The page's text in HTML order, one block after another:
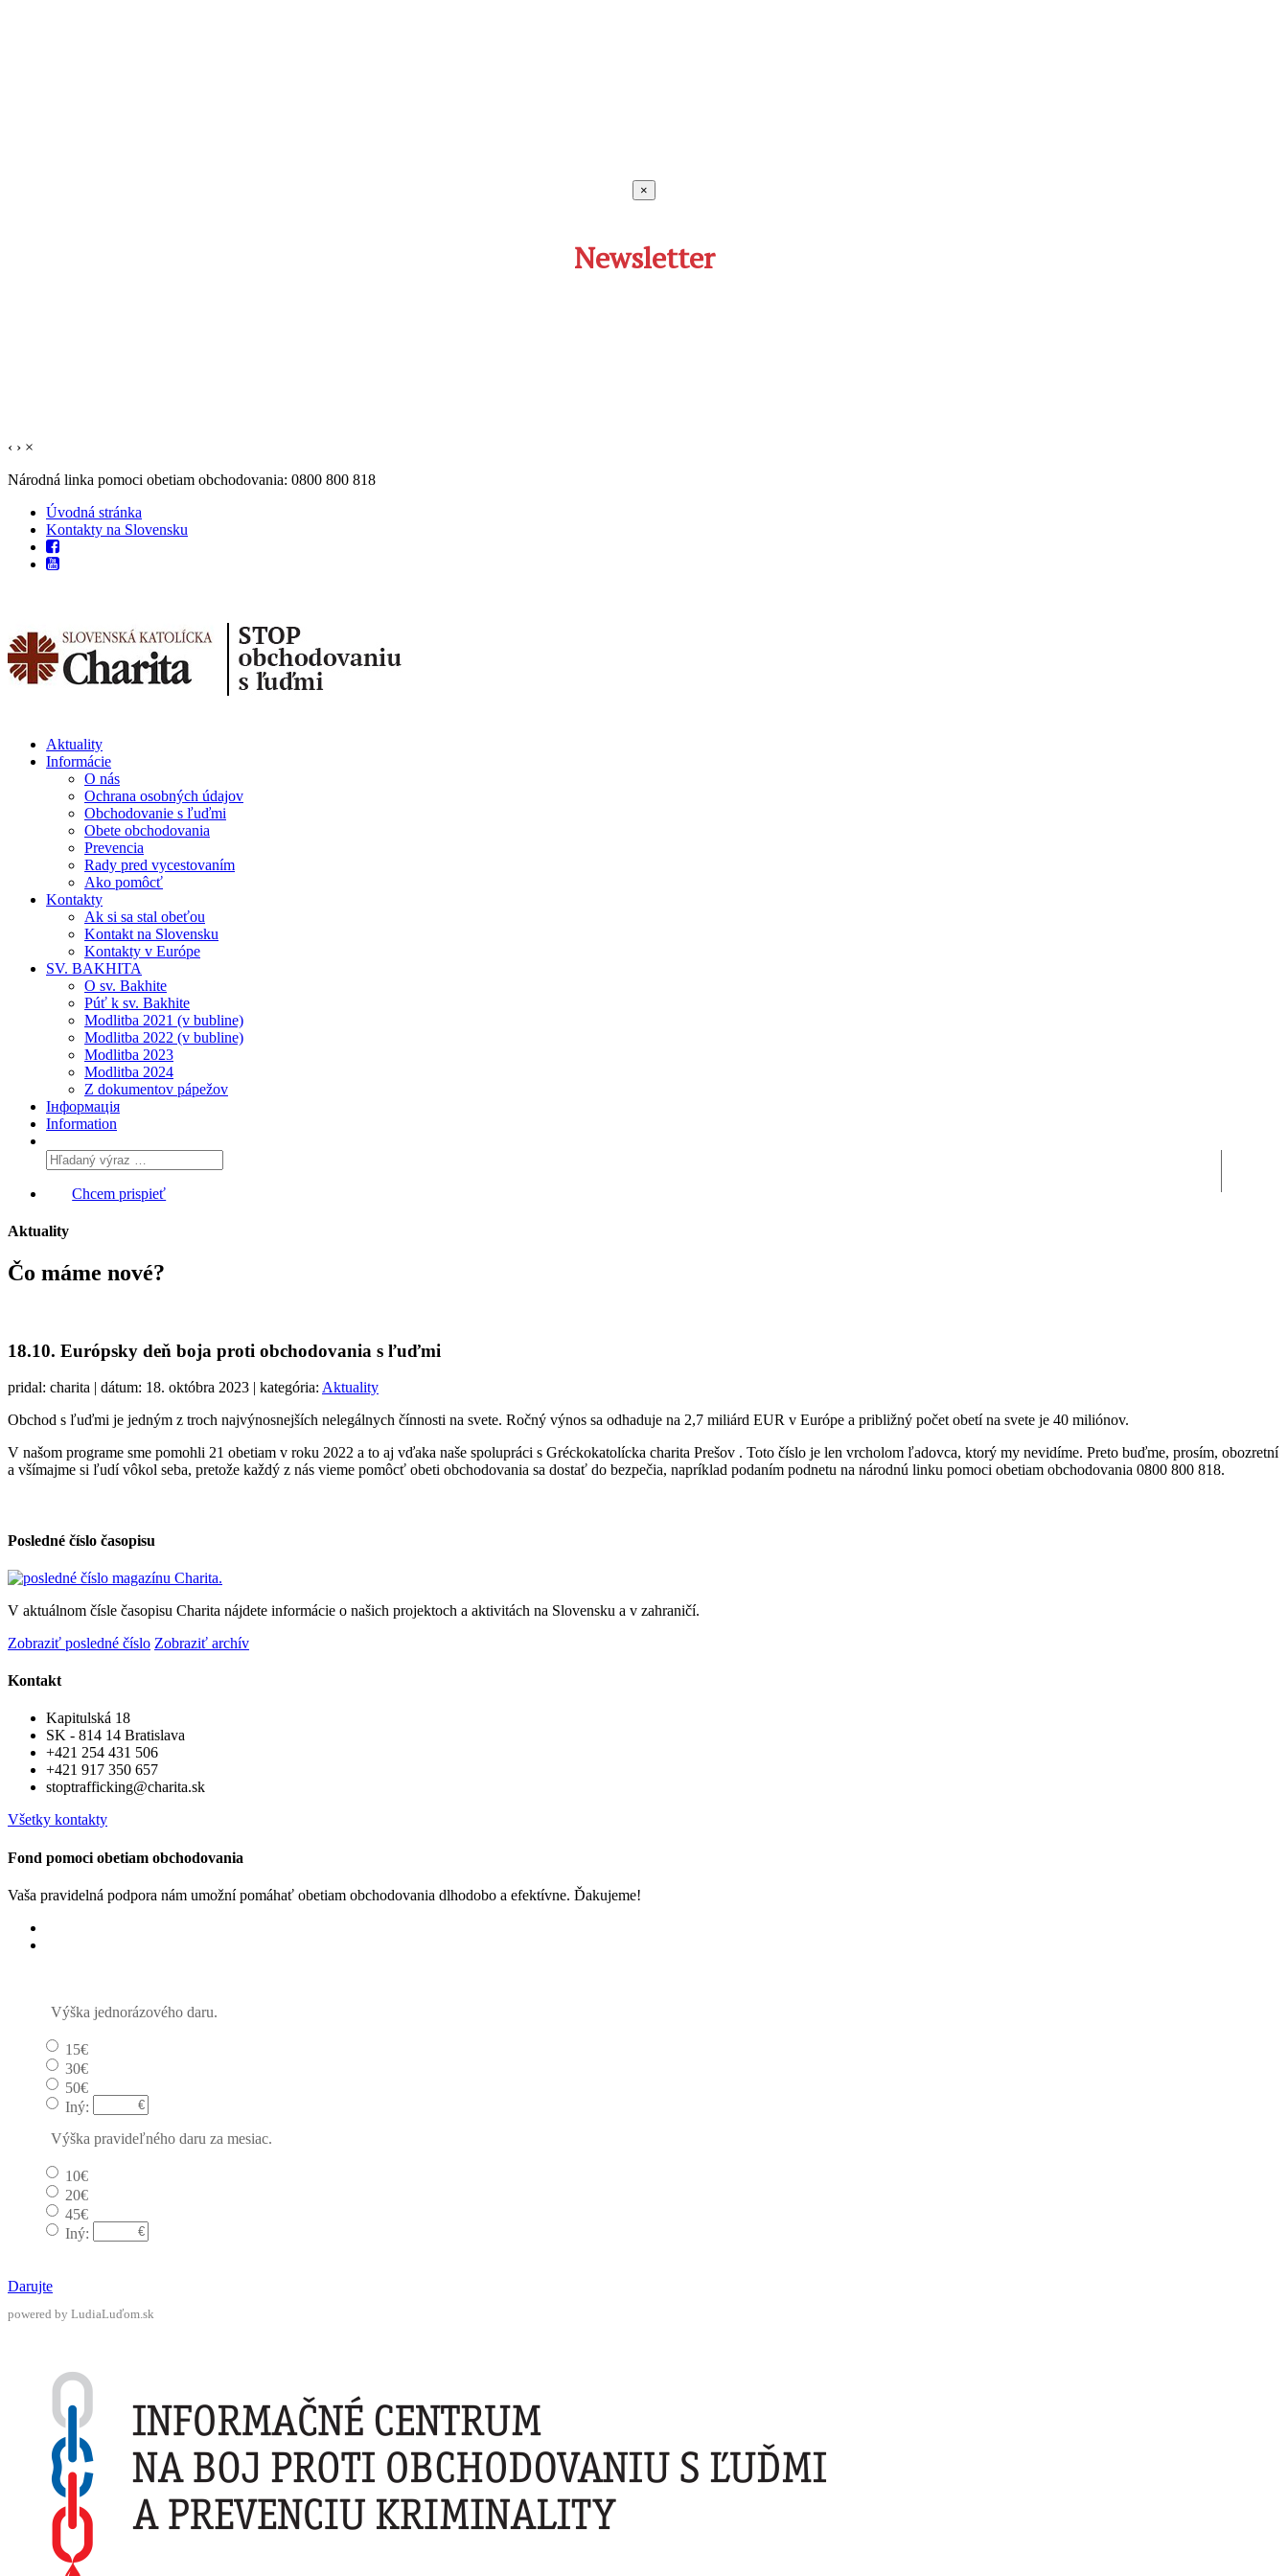
×
Newsletter
‹ › ×
Národná linka pomoci obetiam obchodovania: 0800 800 818
Úvodná stránka
Kontakty na Slovensku
Aktuality
Informácie
O nás
Ochrana osobných údajov
Obchodovanie s ľuďmi
Obete obchodovania
Prevencia
Rady pred vycestovaním
Ako pomôcť
Kontakty
Ak si sa stal obeťou
Kontakt na Slovensku
Kontakty v Európe
SV. BAKHITA
O sv. Bakhite
Púť k sv. Bakhite
Modlitba 2021 (v bubline)
Modlitba 2022 (v bubline)
Modlitba 2023
Modlitba 2024
Z dokumentov pápežov
Інформація
Information
Chcem prispieť
Aktuality
Čo máme nové?
18.10. Európsky deň boja proti obchodovania s ľuďmi
pridal: charita | dátum: 18. októbra 2023 | kategória: Aktuality
Obchod s ľuďmi je jedným z troch najvýnosnejších nelegálnych čínnosti na svete. Ročný výnos sa odhaduje na 2,7 miliárd EUR v Európe a približný počet obetí na svete je 40 miliónov.
V našom programe sme pomohli 21 obetiam v roku 2022 a to aj vďaka naše spolupráci s Gréckokatolícka charita Prešov . Toto číslo je len vrcholom ľadovca, ktorý my nevidíme. Preto buďme, prosím, obozretní
a všímajme si ľudí vôkol seba, pretože každý z nás vieme pomôcť obeti obchodovania sa dostať do bezpečia, napríklad podaním podnetu na národnú linku pomoci obetiam obchodovania 0800 800 818.
Posledné číslo časopisu
V aktuálnom čísle časopisu Charita nájdete informácie o našich projektoch a aktivitách na Slovensku a v zahraničí.
Zobraziť posledné číslo Zobraziť archív
Kontakt
Kapitulská 18
SK - 814 14 Bratislava
+421 254 431 506
+421 917 350 657
stoptrafficking@charita.sk
Všetky kontakty
Fond pomoci obetiam obchodovania
Vaša pravidelná podpora nám umožní pomáhať obetiam obchodovania dlhodobo a efektívne. Ďakujeme!
Výška jednorázového daru.
15€
30€
50€
Iný:
Výška pravideľného daru za mesiac.
10€
20€
45€
Iný:
Darujte
powered by LudiaLuďom.sk